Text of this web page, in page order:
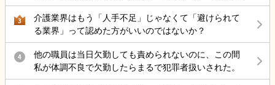
めよう。
3
介護業界はもう「人手不足」じゃなくて「避けられて
る業界」って認めた方がいいのではないか？
4
他の職員は当日欠勤しても責められないのに、この間
私が体調不良で欠勤したらまるで犯罪者扱いされた。